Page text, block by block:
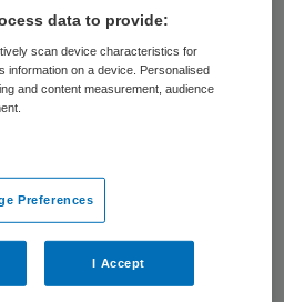
publicaties
scoren de 27 STZ-
ruim boven het
leveren gezamenlijk
de ziekenhuiszorg in
hoge aantallen
STZ-ziekenhuizen zeer
data to provide:
scan device characteristics for
information on a device. Personalised
and content measurement, audience
Preferences
I Accept